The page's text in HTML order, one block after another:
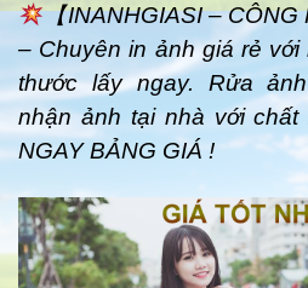
【INANHGIASI –
– Chuyên in ảnh giá rẻ
thước lấy ngay. Rửa
nhận ảnh tại nhà với chất
NGAY BẢNG GIÁ !